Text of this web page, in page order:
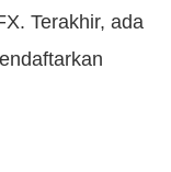
Terakhir, ada